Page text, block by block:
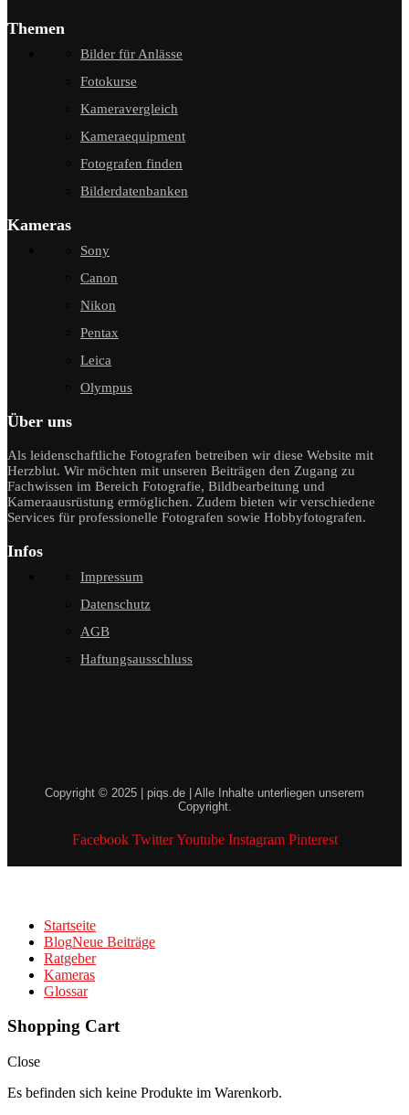
Themen
Bilder für Anlässe
Fotokurse
Kameravergleich
Kameraequipment
Fotografen finden
Bilderdatenbanken
Kameras
Sony
Canon
Nikon
Pentax
Leica
Olympus
Über uns
Als leidenschaftliche Fotografen betreiben wir diese Website mit
Herzblut. Wir möchten mit unseren Beiträgen den Zugang zu
Fachwissen im Bereich Fotografie, Bildbearbeitung und
Kameraausrüstung ermöglichen. Zudem bieten wir verschiedene
Services für professionelle Fotografen sowie Hobbyfotografen.
Infos
Impressum
Datenschutz
AGB
Haftungsausschluss
Copyright © 2025 | piqs.de | Alle Inhalte unterliegen unserem
Copyright.
Facebook Twitter Youtube Instagram Pinterest
Startseite
BlogNeue Beiträge
Ratgeber
Kameras
Glossar
Shopping Cart
Close
Es befinden sich keine Produkte im Warenkorb.